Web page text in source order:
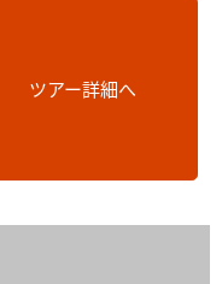
ツアー詳細へ